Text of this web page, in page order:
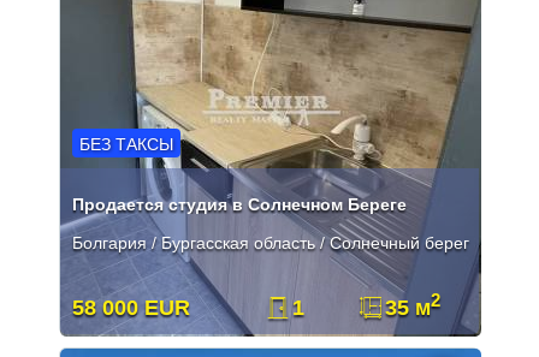
БЕЗ ТАКСЫ
Продается студия в Солнечном Береге
Болгария / Бургасская область / Солнечный берег
58 000 EUR 1 35 м2